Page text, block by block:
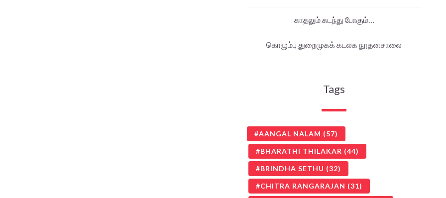
காதலும் கடந்து போகும்…
கொழும்பு துறைமுகக் கடலக நூதனசாலை
Tags
AANGAL NALAM (57)
BHARATHI THILAKAR (44)
BRINDHA SETHU (32)
CHITRA RANGARAJAN (31)